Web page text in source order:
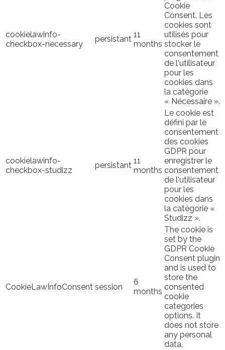
cookielawinfo-
checkbox-necessary
persistant 11
months
Cookie
Consent. Les
cookies sont
utilisés pour
stocker le
consentement
de l'utilisateur
pour les
cookies dans
la catégorie
« Nécessaire ».
cookielawinfo-
checkbox-studizz
persistant 11
months
Le cookie est
défini par le
consentement
des cookies
GDPR pour
enregistrer le
consentement
de l'utilisateur
pour les
cookies dans
la catégorie «
Studizz ».
CookieLawInfoConsent session
6
months
The cookie is
set by the
GDPR Cookie
Consent plugin
and is used to
store the
consented
cookie
categories
options. It
does not store
any personal
data.